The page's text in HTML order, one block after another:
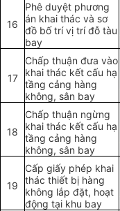
16
Phê duyệt phương
án khai thác và sơ
đồ bố trí vị trí đỗ tàu
bay
17
Chấp thuận đưa vào
khai thác kết cấu hạ
tầng cảng hàng
không, sân bay
18
Chấp thuận ngừng
khai thác kết cấu hạ
tầng cảng hàng
không, sân bay
19
Cấp giấy phép khai
thác thiết bị hàng
không lắp đặt, hoạt
động tại khu bay